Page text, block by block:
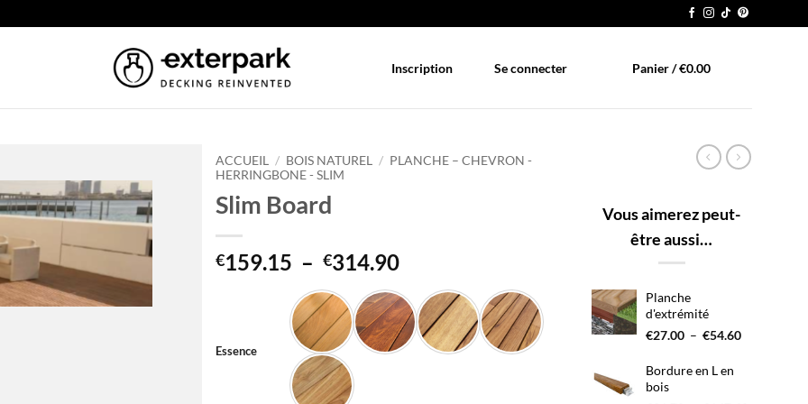
Inscription Se connecter Panier /€0.00
ACCUEIL / BOIS NATUREL / PLANCHE – CHEVRON -
HERRINGBONE - SLIM
Slim Board
€159.15 – €314.90Plage
prix :
€159.15
à
Essence
Vous aimerez peut-
être aussi…
Planche
d'extrémité
€27.00 – €54.60Plage
Bordure en L en
bois